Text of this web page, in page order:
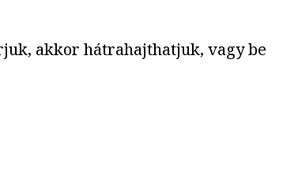
akkor hátrahajthatjuk, vagy be